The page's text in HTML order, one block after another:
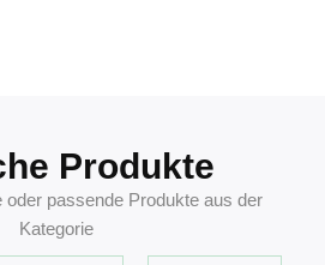
Produkte
oder passende Produkte aus der
Kategorie